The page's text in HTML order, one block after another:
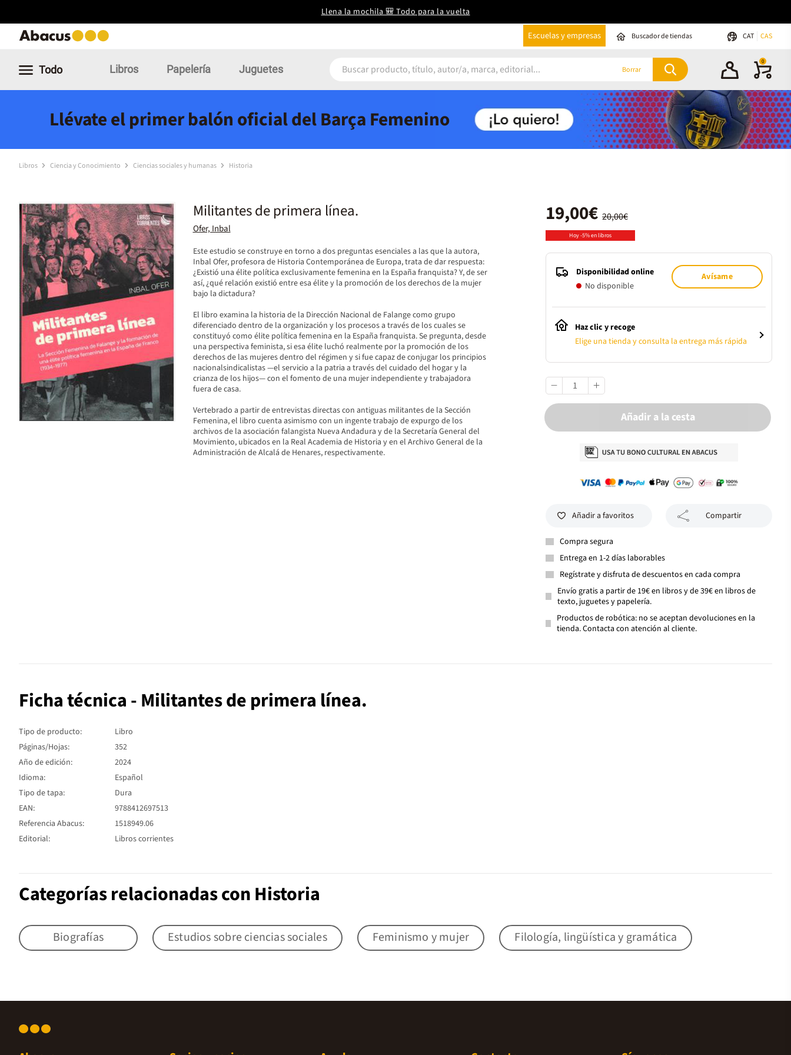
Llena la mochila 🎒 Todo para la vuelta
Escuelas y empresas Buscador de tiendas CAT CAS
Todo Libros Papelería Juguetes Borrar
0
Llévate el primer balón oficial del Barça Femenino
Libros Ciencia y Conocimiento Ciencias sociales y humanas Historia
Militantes de primera línea.
Ofer, Inbal
Este estudio se construye en torno a dos preguntas esenciales a las que la autora,
Inbal Ofer, profesora de Historia Contemporánea de Europa, trata de dar respuesta:
¿Existió una élite política exclusivamente femenina en la España franquista? Y, de ser
así, ¿qué relación existió entre esa élite y la promoción de los derechos de la mujer
bajo la dictadura?
El libro examina la historia de la Dirección Nacional de Falange como grupo
diferenciado dentro de la organización y los procesos a través de los cuales se
constituyó como élite política femenina en la España franquista. Se pregunta, desde
una perspectiva feminista, si esa élite luchó realmente por la promoción de los
derechos de las mujeres dentro del régimen y si fue capaz de conjugar los principios
nacionalsindicalistas —el servicio a la patria a través del cuidado del hogar y la
crianza de los hijos— con el fomento de una mujer independiente y trabajadora
fuera de casa.
Vertebrado a partir de entrevistas directas con antiguas militantes de la Sección
Femenina, el libro cuenta asimismo con un ingente trabajo de expurgo de los
archivos de la asociación falangista Nueva Andadura y de la Secretaría General del
Movimiento, ubicados en la Real Academia de Historia y en el Archivo General de la
Administración de Alcalá de Henares, respectivamente.
20,00€
19,00€
Hoy -5% en libros
Disponibilidad online
No disponible
Avísame
Haz clic y recoge
Elige una tienda y consulta la entrega más rápida
Añadir a la cesta
Añadir a favoritos Compartir
Compra segura
Entrega en 1-2 días laborables
Regístrate y disfruta de descuentos en cada compra
Envío gratis a partir de 19€ en libros y de 39€ en libros de
texto, juguetes y papelería.
Productos de robótica: no se aceptan devoluciones en la
tienda. Contacta con atención al cliente.
Ficha técnica - Militantes de primera línea.
Tipo de producto:
Libro
Páginas/Hojas:
352
Año de edición:
2024
Idioma:
Español
Tipo de tapa:
Dura
EAN:
9788412697513
Referencia Abacus:
1518949.06
Editorial:
Libros corrientes
Categorías relacionadas con Historia
Biografías Estudios sobre ciencias sociales Feminismo y mujer Filología, lingüística y gramática